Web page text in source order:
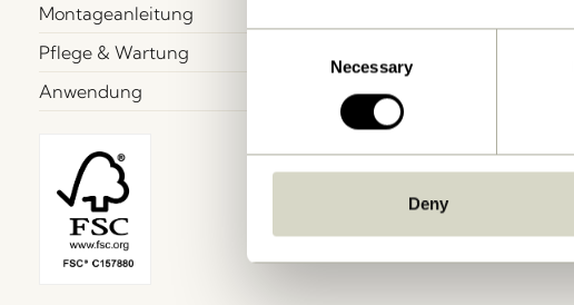
Necessary
Deny
Montageanleitung
Pflege & Wartung
Anwendung